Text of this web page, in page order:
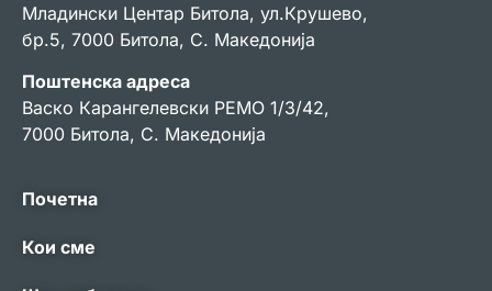
Младински Центар Битола, ул.Крушево,
бр.5, 7000 Битола, С. Македонија
Поштенска адреса
Васко Карангелевски РЕМО 1/3/42,
7000 Битола, С. Македонија
Почетна
Кои сме